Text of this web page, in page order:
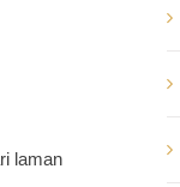
laman